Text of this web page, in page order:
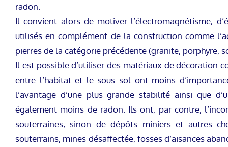
radon.
Il convient alors de motiver l’électromagnétisme,
utilisés en complément de la construction comme
pierres de la catégorie précédente (granite, porphyre,
Il est possible d’utiliser des matériaux de décoration
entre l’habitat et le sous sol ont moins
l’avantage d’une plus grande stabilité ainsi que
également moins de radon. Ils ont, par contre,
souterraines, sinon de dépôts miniers et autres
souterrains, mines désaffectée, fosses d’aisances